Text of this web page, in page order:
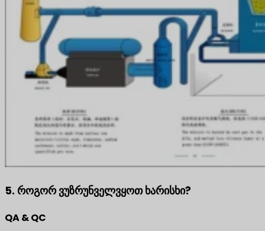
5. როგორ ვუზრუნველვყოთ ხარისხი?
QA & QC